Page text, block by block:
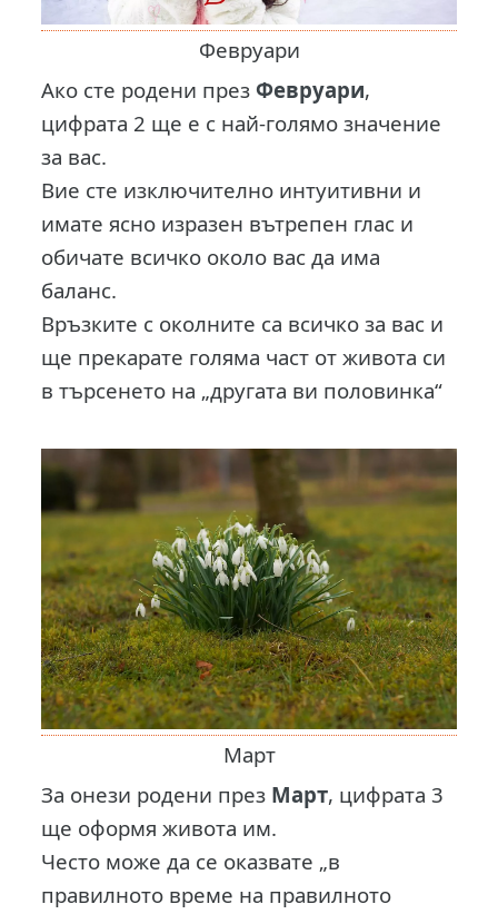
Февруари
Ако сте родени презФевруари,
цифрата 2 ще е с най-голямо значение
за вас.
Вие сте изключително интуитивни и
имате ясно изразен вътрепен глас и
обичате всичко около вас да има
баланс.
Връзките с околните са всичко за вас и
ще прекарате голяма част от живота си
в търсенето на „другата ви половинка“
Март
За онези родени през Март, цифрата 3
ще оформя живота им.
Често може да се оказвате „в
правилното време на правилното